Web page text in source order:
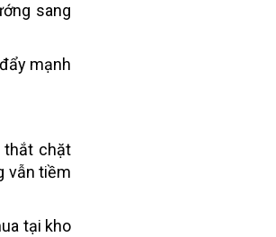
sang
mạnh
thắt chặt
vẫn tiềm
tại kho